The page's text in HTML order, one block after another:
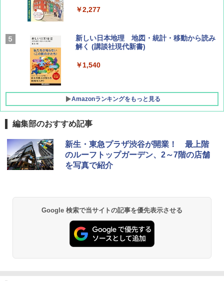
AIRLINE（エアライン）2026年9月号【特
集】ボーイング110周年を祝して！
￥1,760
￥2,277
新しい日本地理 地図・統計・移動から読み
解く (講談社現代新書)
￥1,540
Amazonランキングをもっと見る
[キャンパーズコレクション 山善] ポップアッ
プテント 傘みたいに広げて畳める パッとサ
ッとサンシェード キューブ フルクローズ メ
ッシュ 簡単設置 ワンタッチテント キャンプ
PYKES PEAK (パイクスピーク) 着替えテン
ト プライバシー テント 【中が透けない】 1
人用 折りたたみ 防災グッズ 災害用トイレ ビ
ーチ ピクニック ポップアップテント 携帯 簡
熊撃退スプレー 熊よけスプレー 熊スプレー
【日本企業販売】超強力クマ対策スプレー 30
0ml（連続噴射30秒）110ml（連続噴射15
秒）射程5～10m 安全ロック搭載 携帯収納袋
送
GRANDOOR ステンレス保冷剤 2個セット 2
編集部のおすすめ記事
新生・東急プラザ渋谷が開業！ 最上階
のルーフトップガーデン、2～7階の店舗
を写真で紹介
Google 検索で当サイトの記事を優先表示させる